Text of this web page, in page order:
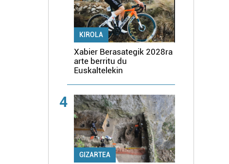
KIROLA
Xabier Berasategik 2028ra
arte berritu du
Euskaltelekin
4
GIZARTEA